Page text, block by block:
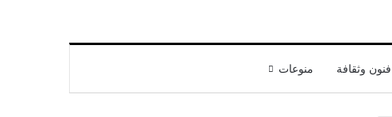
فنون وثقافة منوعات